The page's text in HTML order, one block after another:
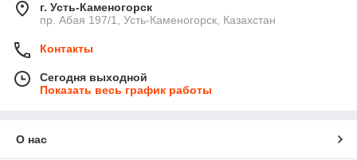
г. Усть-Каменогорск
пр. Абая 197/1, Усть-Каменогорск, Казахстан
Контакты
Сегодня выходной
Показать весь график работы
О нас